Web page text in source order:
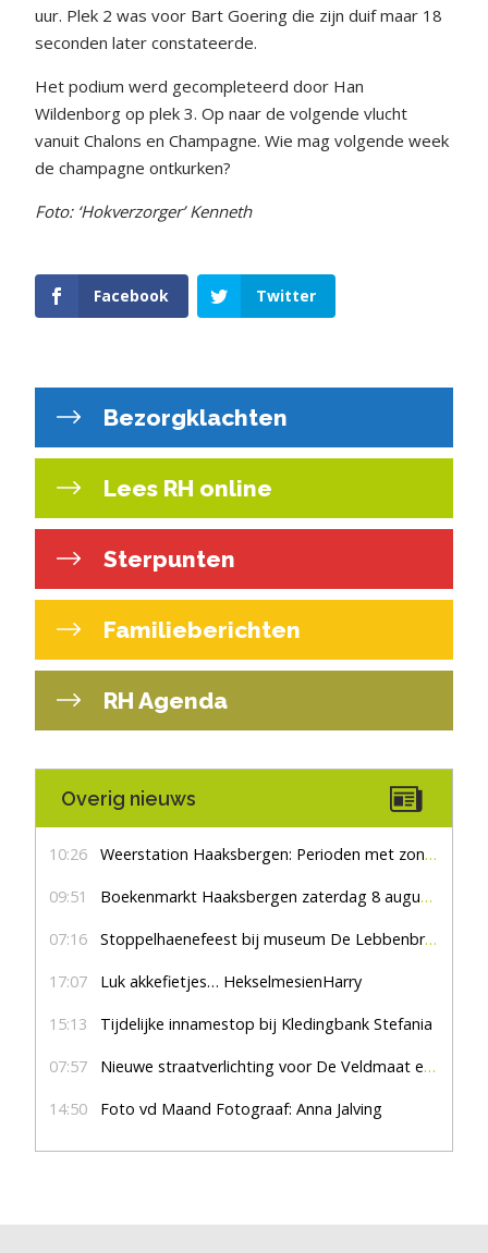
uur. Plek 2 was voor Bart Goering die zijn duif maar 18
seconden later constateerde.
Het podium werd gecompleteerd door Han
Wildenborg op plek 3. Op naar de volgende vlucht
vanuit Chalons en Champagne. Wie mag volgende week
de champagne ontkurken?
Foto: ‘Hokverzorger’ Kenneth
Facebook Twitter
Bezorgklachten
Lees RH online
Sterpunten
Familieberichten
RH Agenda
Overig nieuws
10:26 Weerstation Haaksbergen: Perioden met zon en droog
09:51 Boekenmarkt Haaksbergen zaterdag 8 augustus, marktplein Haaksbergen
07:16 Stoppelhaenefeest bij museum De Lebbenbrugge
17:07 Luk akkefietjes… HekselmesienHarry
15:13 Tijdelijke innamestop bij Kledingbank Stefania
07:57 Nieuwe straatverlichting voor De Veldmaat en De Pas
14:50 Foto vd Maand Fotograaf: Anna Jalving